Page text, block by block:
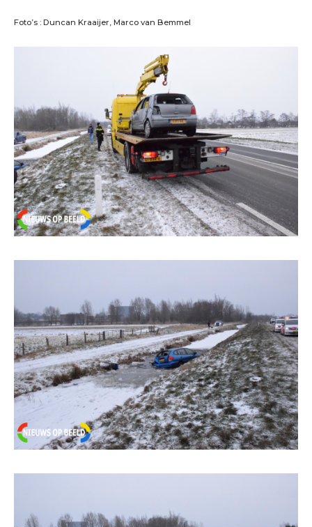
Foto’s : Duncan Kraaijer, Marco van Bemmel